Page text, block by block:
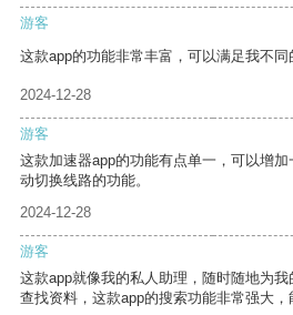
游客
这款app的功能非常丰富，可以满足我不同
2024-12-28
游客
这款加速器app的功能有点单一，可以增
动切换线路的功能。
2024-12-28
游客
这款app就像我的私人助理，随时随地为
查找资料，这款app的搜索功能非常强大，